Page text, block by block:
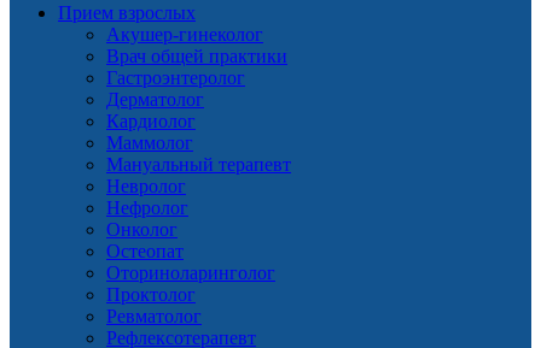
Прием взрослых
Акушер-гинеколог
Врач общей практики
Гастроэнтеролог
Дерматолог
Кардиолог
Маммолог
Мануальный терапевт
Невролог
Нефролог
Онколог
Остеопат
Оториноларинголог
Проктолог
Ревматолог
Рефлексотерапевт